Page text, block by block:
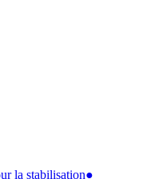
la stabilisation●